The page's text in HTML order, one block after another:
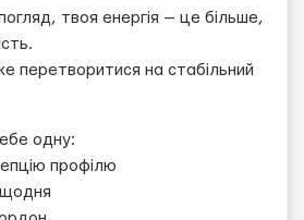
погляд, твоя енергія — це більше,
перетворитися на стабільний
одну:
профілю